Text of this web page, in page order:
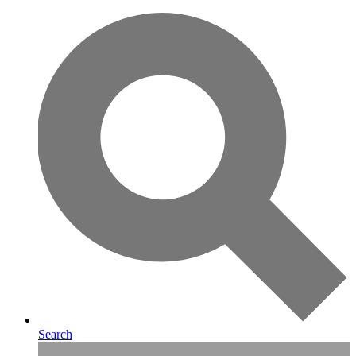
Search